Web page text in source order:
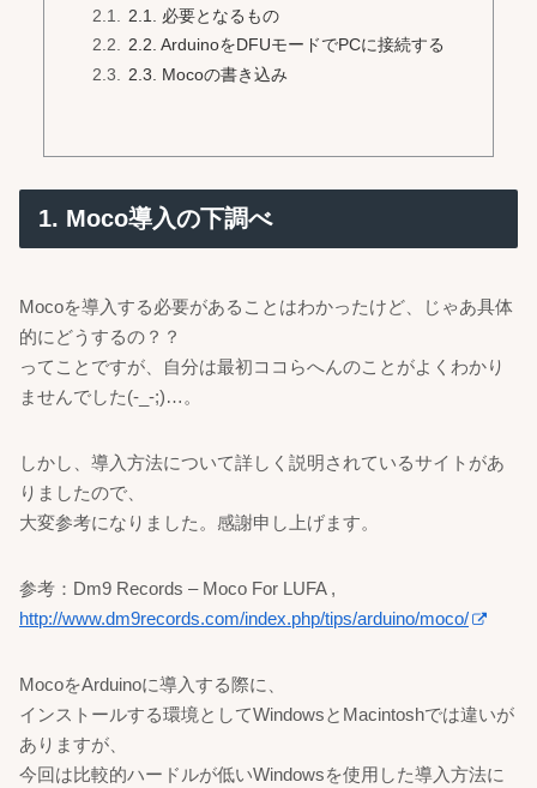
2.1. 必要となるもの
2.2. ArduinoをDFUモードでPCに接続する
2.3. Mocoの書き込み
1. Moco導入の下調べ
Mocoを導入する必要があることはわかったけど、じゃあ具体
的にどうするの？？
ってことですが、自分は最初ココらへんのことがよくわかり
ませんでした(-_-;)…。
しかし、導入方法について詳しく説明されているサイトがあ
りましたので、
大変参考になりました。感謝申し上げます。
参考：Dm9 Records – Moco For LUFA ,
http://www.dm9records.com/index.php/tips/arduino/moco/
MocoをArduinoに導入する際に、
インストールする環境としてWindowsとMacintoshでは違いが
ありますが、
今回は比較的ハードルが低いWindowsを使用した導入方法に